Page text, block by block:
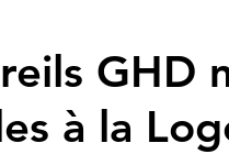
GHD
à la